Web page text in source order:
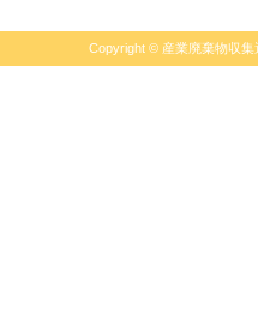
Copyright © 産業廃棄物収